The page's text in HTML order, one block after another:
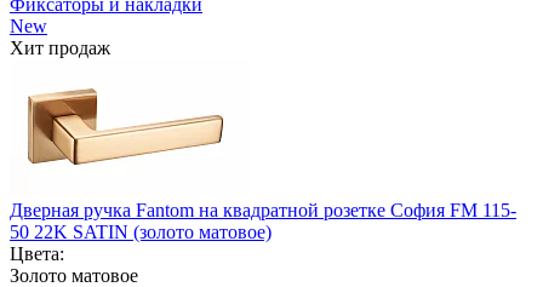
Фиксаторы и накладки
New
Хит продаж
Дверная ручка Fantom на квадратной розетке София FM 115-
50 22K SATIN (золото матовое)
Цвета:
Золото матовое